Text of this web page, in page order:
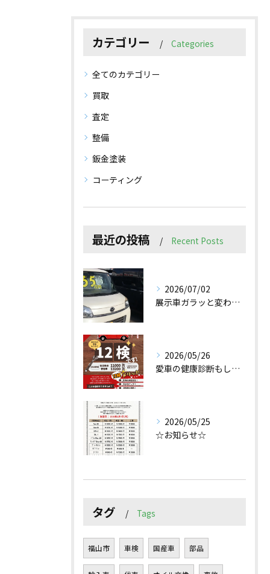
カテゴリー Categories
全てのカテゴリー
買取
査定
整備
鈑金塗装
コーティング
最近の投稿 Recent Posts
2026/07/02
展示車ガラッと変わりました✨
2026/05/26
愛車の健康診断もしてみませんか？
2026/05/25
☆お知らせ☆
タグ Tags
福山市 車検 国産車 部品